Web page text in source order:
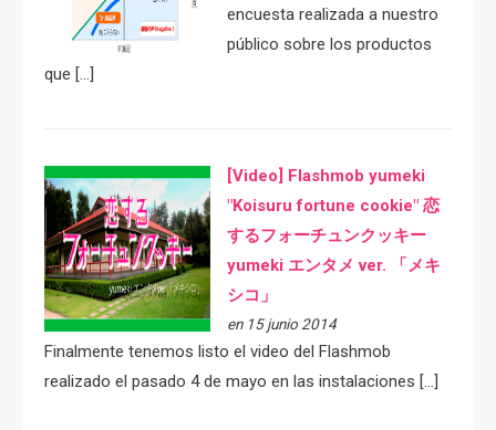
encuesta realizada a nuestro
público sobre los productos
que […]
[Video] Flashmob yumeki
"Koisuru fortune cookie" 恋
するフォーチュンクッキー
yumeki エンタメ ver. 「メキ
シコ」
en 15 junio 2014
Finalmente tenemos listo el video del Flashmob
realizado el pasado 4 de mayo en las instalaciones […]